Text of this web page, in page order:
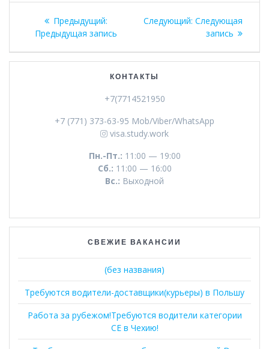
Навигация
записям
Предыдущий: Предыдущая
запись:
Предыдущая запись
Следующий: Следующая
запись:
Следующая
запись
КОНТАКТЫ
+7(7714521950
+7 (771) 373-63-95 Mob/Viber/WhatsApp
visa.study.work
Пн.-Пт.: 11:00 — 19:00
Сб.: 11:00 — 16:00
Вс.: Выходной
СВЕЖИЕ ВАКАНСИИ
(без названия)
Требуются водители-доставщики(курьеры) в Польшу
Работа за рубежом!Требуются водители категории
СЕ в Чехию!